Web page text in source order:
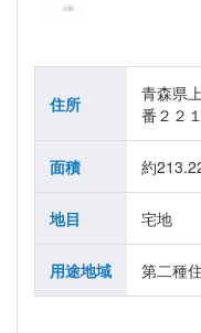
住所
青森県
番２２
面積 約
地目 宅地
用途地域 第二種